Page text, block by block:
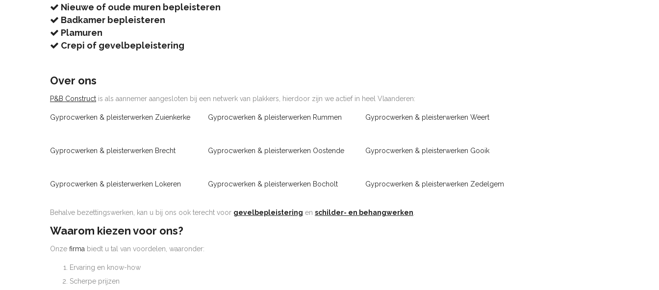
Nieuwe of oude muren bepleisteren
Badkamer bepleisteren
Plamuren
Crepi of gevelbepleistering
Over ons
P&B Construct is als aannemer aangesloten bij een netwerk van plakkers, hierdoor zijn we actief in heel Vlaanderen:
Gyprocwerken & pleisterwerken Zuienkerke Gyprocwerken & pleisterwerken Rummen Gyprocwerken & pleisterwerken Weert
Gyprocwerken & pleisterwerken Brecht Gyprocwerken & pleisterwerken Oostende Gyprocwerken & pleisterwerken Gooik
Gyprocwerken & pleisterwerken Lokeren Gyprocwerken & pleisterwerken Bocholt Gyprocwerken & pleisterwerken Zedelgem
Behalve bezettingswerken, kan u bij ons ook terecht voor gevelbepleistering en schilder- en behangwerken
Waarom kiezen voor ons?
Onze firma biedt u tal van voordelen, waaronder:
Ervaring en know-how
Scherpe prijzen